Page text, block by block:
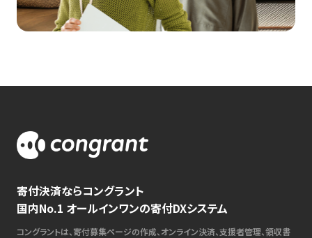
寄付決済ならコングラント
国内No.1 オールインワンの寄付DXシステム
コングラントは、寄付募集ページの作成、オンライン決済、支援者管理、領収書